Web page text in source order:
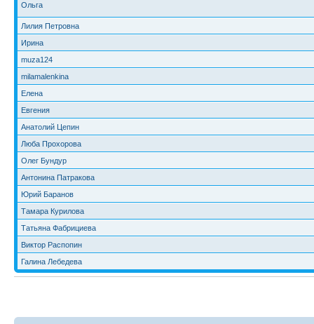
Ольга
Лилия Петровна
Ирина
muza124
milamalenkina
Елена
Евгения
Анатолий Цепин
Люба Прохорова
Олег Бундур
Антонина Патракова
Юрий Баранов
Тамара Курилова
Татьяна Фабрициева
Виктор Распопин
Галина Лебедева